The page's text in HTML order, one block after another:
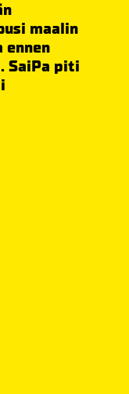
maalin
ennen
SaiPa piti